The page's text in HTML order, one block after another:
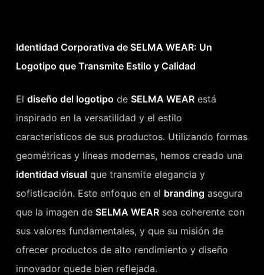
Identidad Corporativa de SELMA WEAR: Un
Logotipo que Transmite Estilo y Calidad
El diseño del logotipo de SELMA WEAR está
inspirado en la versatilidad y el estilo
característicos de sus productos. Utilizando formas
geométricas y líneas modernas, hemos creado una
identidad visual que transmite elegancia y
sofisticación. Este enfoque en el branding asegura
que la imagen de SELMA WEAR sea coherente con
sus valores fundamentales, y que su misión de
ofrecer productos de alto rendimiento y diseño
innovador quede bien reflejada.